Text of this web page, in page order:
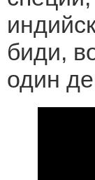
биди,
один